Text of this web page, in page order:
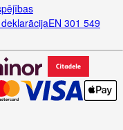
EN 301 549